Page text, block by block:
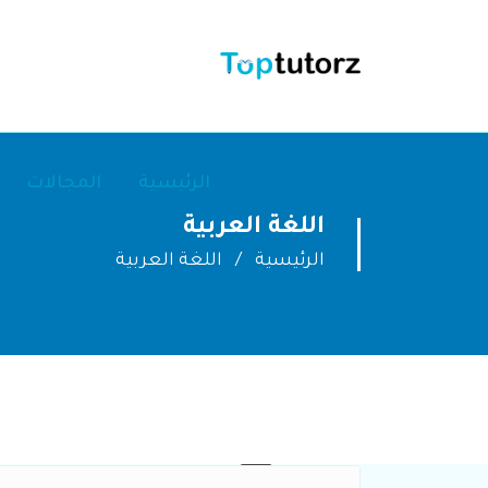
الرئيسية المجالات
اللغة العربية
الرئيسية اللغة العربية